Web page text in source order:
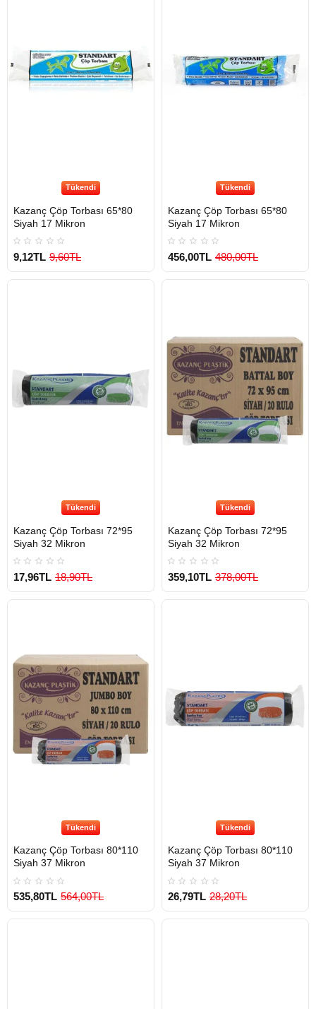
Tükendi
Kazanç Çöp Torbası 65*80
Siyah 17 Mikron
9,12TL 9,60TL
Tükendi
Kazanç Çöp Torbası 65*80
Siyah 17 Mikron
456,00TL 480,00TL
Tükendi
Kazanç Çöp Torbası 72*95
Siyah 32 Mikron
17,96TL 18,90TL
Tükendi
Kazanç Çöp Torbası 72*95
Siyah 32 Mikron
359,10TL 378,00TL
Tükendi
Kazanç Çöp Torbası 80*110
Siyah 37 Mikron
535,80TL 564,00TL
Tükendi
Kazanç Çöp Torbası 80*110
Siyah 37 Mikron
26,79TL 28,20TL